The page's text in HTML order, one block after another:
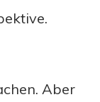
Aber